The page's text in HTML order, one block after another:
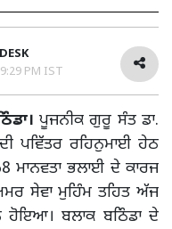
PM IST
ਪੂਜਨੀਕ ਗੁਰੂ ਸੰਤ ਡਾ.
ਪਵਿੱਤਰ ਰਹਿਨੁਮਾਈ ਹੇਠ
ਮਾਨਵਤਾ ਭਲਾਈ ਦੇ ਕਾਰਜ
ਸੇਵਾ ਮੁਹਿੰਮ ਤਹਿਤ ਅੱਜ
ਹੋਇਆ। ਬਲਾਕ ਬਠਿੰਡਾ ਦੇ